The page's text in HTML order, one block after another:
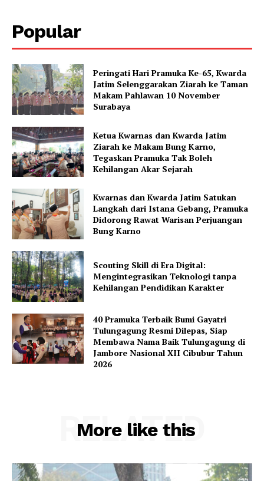
Popular
Peringati Hari Pramuka Ke-65, Kwarda
Jatim Selenggarakan Ziarah ke Taman
Makam Pahlawan 10 November
Surabaya
Ketua Kwarnas dan Kwarda Jatim
Ziarah ke Makam Bung Karno,
Tegaskan Pramuka Tak Boleh
Kehilangan Akar Sejarah
Kwarnas dan Kwarda Jatim Satukan
Langkah dari Istana Gebang, Pramuka
Didorong Rawat Warisan Perjuangan
Bung Karno
Scouting Skill di Era Digital:
Mengintegrasikan Teknologi tanpa
Kehilangan Pendidikan Karakter
40 Pramuka Terbaik Bumi Gayatri
Tulungagung Resmi Dilepas, Siap
Membawa Nama Baik Tulungagung di
Jambore Nasional XII Cibubur Tahun
2026
More like this
RELATED